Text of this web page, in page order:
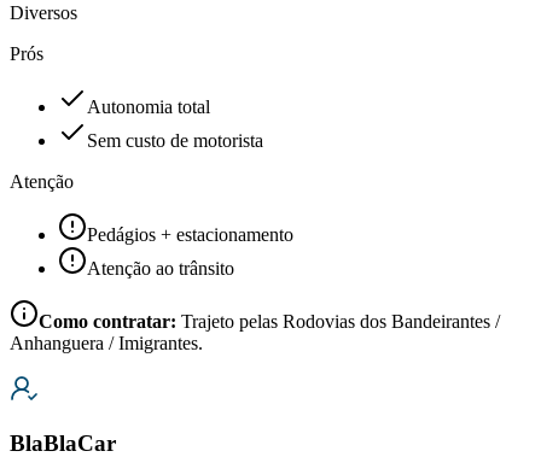
Diversos
Prós
Autonomia total
Sem custo de motorista
Atenção
Pedágios + estacionamento
Atenção ao trânsito
Como contratar: Trajeto pelas Rodovias dos Bandeirantes /
Anhanguera / Imigrantes.
BlaBlaCar